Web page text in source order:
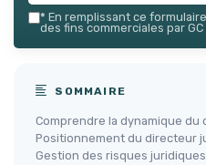
* En remplissant ce
des fins commerciales par
SOMMAIRE
Comprendre la dynamique du
Positionnement du directeur
Gestion des risques